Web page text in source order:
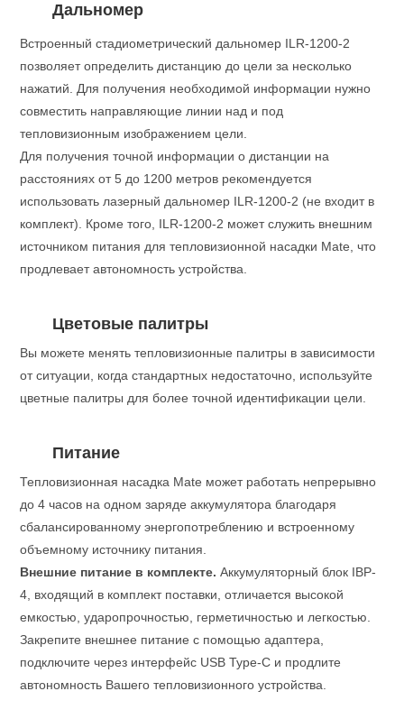
Дальномер
Встроенный стадиометрический дальномер ILR-1200-2
позволяет определить дистанцию до цели за несколько
нажатий. Для получения необходимой информации нужно
совместить направляющие линии над и под
тепловизионным изображением цели.
Для получения точной информации о дистанции на
расстояниях от 5 до 1200 метров рекомендуется
использовать лазерный дальномер ILR-1200-2 (не входит в
комплект). Кроме того, ILR-1200-2 может служить внешним
источником питания для тепловизионной насадки Mate, что
продлевает автономность устройства.
Цветовые палитры
Вы можете менять тепловизионные палитры в зависимости
от ситуации, когда стандартных недостаточно, используйте
цветные палитры для более точной идентификации цели.
Питание
Тепловизионная насадка Mate может работать непрерывно
до 4 часов на одном заряде аккумулятора благодаря
сбалансированному энергопотреблению и встроенному
объемному источнику питания.
Внешние питание в комплекте. Аккумуляторный блок IBP-
4, входящий в комплект поставки, отличается высокой
емкостью, ударопрочностью, герметичностью и легкостью.
Закрепите внешнее питание с помощью адаптера,
подключите через интерфейс USB Type-C и продлите
автономность Вашего тепловизионного устройства.